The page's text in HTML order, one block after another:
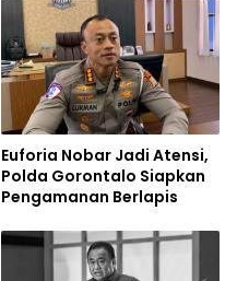
Euforia Nobar Jadi Atensi,
Polda Gorontalo Siapkan
Pengamanan Berlapis